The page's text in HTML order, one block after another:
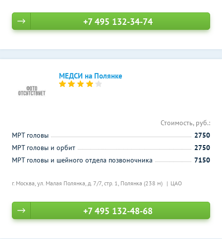
+7 495 132-34-74
МЕДСИ на Полянке
г. Москва, ул. Малая Полянка, д. 7/7, стр. 1, Полянка (238 м) ЦАО
Стоимость, руб.:
МРТ головы
2750
МРТ головы и орбит
2750
МРТ головы и шейного отдела позвоночника
7150
+7 495 132-48-68